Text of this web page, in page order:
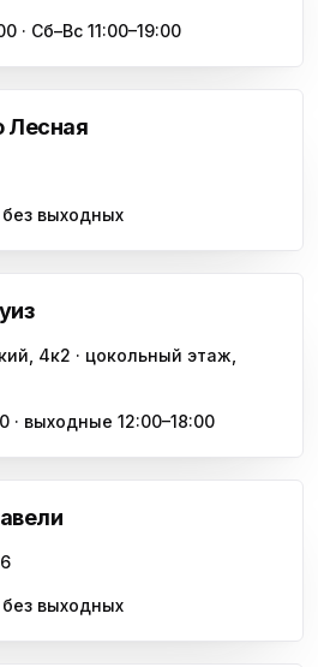
· Сб–Вс 11:00–19:00
Лесная
выходных
4к2 · цокольный этаж,
· выходные 12:00–18:00
выходных